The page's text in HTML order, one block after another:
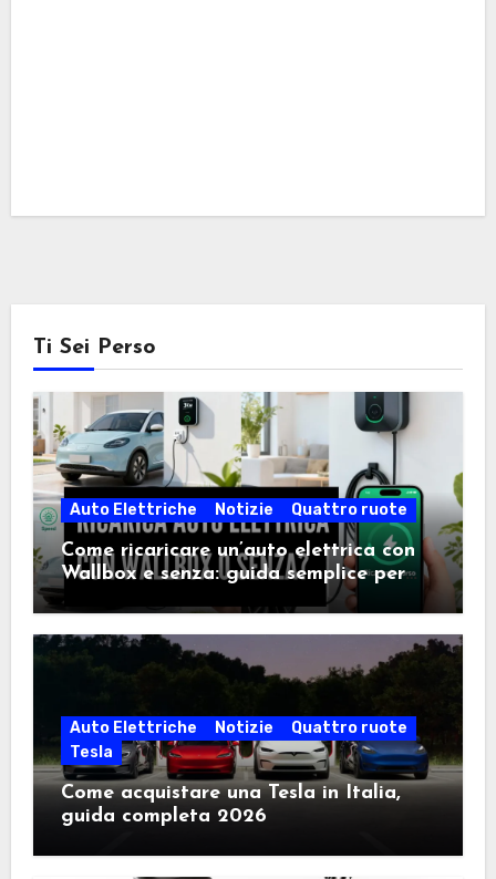
Ti Sei Perso
Auto Elettriche Notizie Quattro ruote
Come ricaricare un’auto elettrica con
Wallbox e senza: guida semplice per
scegliere la soluzione giusta
Auto Elettriche Notizie
Quattro ruote
Tesla
Come acquistare una Tesla in Italia,
guida completa 2026